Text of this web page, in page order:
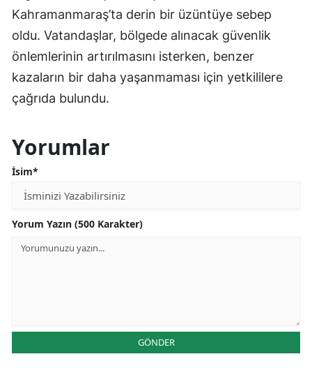
Kahramanmaraş’ta derin bir üzüntüye sebep
oldu. Vatandaşlar, bölgede alınacak güvenlik
önlemlerinin artırılmasını isterken, benzer
kazaların bir daha yaşanmaması için yetkililere
çağrıda bulundu.
Yorumlar
İsim*
Yorum Yazın (500 Karakter)
GÖNDER